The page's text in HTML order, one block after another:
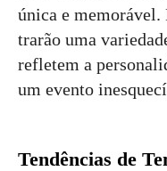
única e memorável.
trarão uma
refletem a
um evento
Tendências de